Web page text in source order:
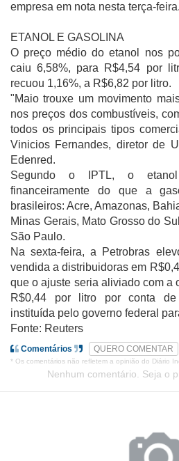
empresa em nota nesta terça-feira.
ETANOL E GASOLINA
O preço médio do etanol nos
caiu 6,58%, para R$4,54 por
recuou 1,16%, a R$6,82 por litro.
"Maio trouxe um movimento
nos preços dos combustíveis,
todos os principais tipos
Vinicios Fernandes, diretor de
Edenred.
Segundo o IPTL, o
financeiramente do que a
brasileiros: Acre, Amazonas,
Minas Gerais, Mato Grosso do
São Paulo.
Na sexta-feira, a Petrobras
vendida a distribuidoras em
que o ajuste seria aliviado com a
R$0,44 por litro por conta de
instituída pelo governo federal
Fonte: Reuters
Comentários QUERO COMENTAR
* Os comentários não refletem a opinião do Diário
Nenhum comentário. Seja o